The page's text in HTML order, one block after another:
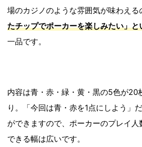
場のカジノのような雰囲気が味わえる
たチップでポーカーを楽しみたい」
一品です。
内容は青・赤・緑・黄・黒の5色が20
り。「今回は青・赤を1点にしよう」
ができますので、ポーカーのプレイ
できる幅は広いです。